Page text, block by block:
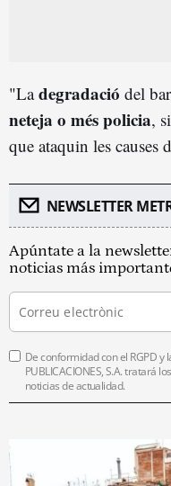
"Ladegradació del
neteja o més policia,
que ataquin les causes
NEWSLETTER
Apúntate a la
noticias más
De conformidad con el RGPD y
PUBLICACIONES, S.A. tratará
noticias de actualidad.